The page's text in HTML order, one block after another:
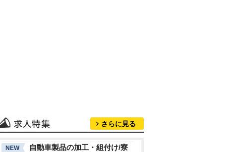
さらに見る
NEW
自動車製品の加工・組付け/寮